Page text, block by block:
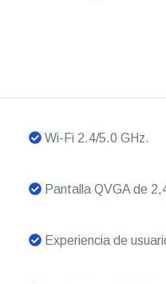
Wi-Fi 2.4/5.0 GHz.
Pantalla QVGA de
Experiencia de